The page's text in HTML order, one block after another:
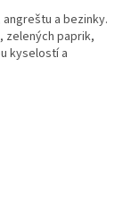
a bezinky.
zelených paprik,
kyselostí a